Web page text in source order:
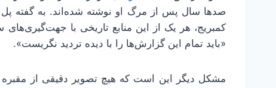
صدها سال پس از مرگ او نوشته شده‌اند. به گفته پل
کمبریج، هر یک از این منابع تاریخی با جهت‌گیری‌های
«باید تمام این گزارش‌ها را با دیده تردید نگریست».
مشکل دیگر این است که هیچ تصویر دقیقی از مقبره